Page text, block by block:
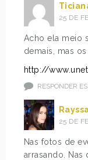
25 DE
Acho ela meio
demais, mas
http://
RESPONDER
25 DE
Nas fotos de
arrasando.